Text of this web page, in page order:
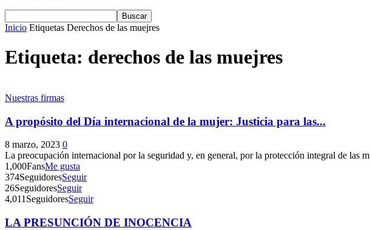
Inicio Etiquetas Derechos de las muejres
Etiqueta: derechos de las muejres
Nuestras firmas
A propósito del Día internacional de la mujer: Justicia para las...
8 marzo, 2023 0
La preocupación internacional por la seguridad y, en general, por la protección integral de las
1,000FansMe gusta
374SeguidoresSeguir
26SeguidoresSeguir
4,011 SeguidoresSeguir
LA PRESUNCIÓN DE INOCENCIA